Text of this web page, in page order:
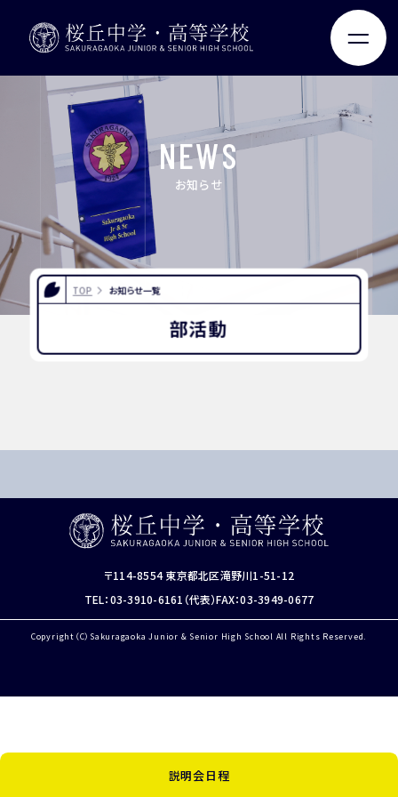
ABOUT
JUNIOR HIGH SCHOOL
SENIOR HIGH SCHOOL
SCHOOL LIFE
ACHIEVEMENTS
インスタグラム
デジタルパンフレット
ユネスコ・スクール
教職員採用
説明会日程
NEWS
お知らせ
TOP お知らせ一覧
部活動
〒114-8554 東京都北区滝野川1-51-12
TEL：03-3910-6161（代表）FAX：03-3949-0677
Copyright（C）Sakuragaoka Junior & Senior High School All Rights Reserved.